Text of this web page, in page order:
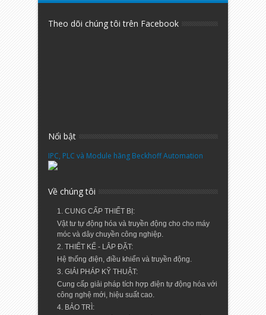
Theo dõi chúng tôi trên Facebook
Nổi bật
IPC, PLC và Module hãng Beckhoff Automation
Về chúng tôi
1. CUNG CẤP THIẾT BỊ:
Vật tư tự động hóa và truyền động cho cho máy
móc và dây chuyền công nghiệp.
2. THIẾT KẾ - LẮP ĐẶT:
Hệ thống điện, điều khiển và truyền động.
3. GIẢI PHÁP KỸ THUẬT:
Cung cấp giải pháp tích hợp điện tự động hóa với
công nghệ mới, hiệu suất cao.
4. BẢO TRÌ: